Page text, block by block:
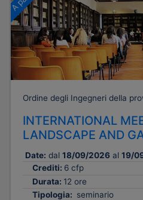
Ordine degli Ingegneri della
INTERNATIONAL
LANDSCAPE AND
Date: dal 18/09/2026 al 19/
Crediti: 6 cfp
Durata: 12 ore
Tipologia: seminario